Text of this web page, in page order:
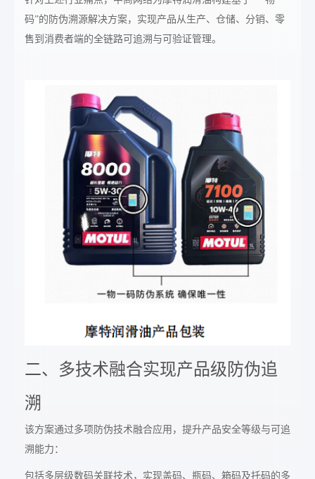
码”的防伪溯源解决方案，实现产品从生产、仓储、分销、零
售到消费者端的全链路可追溯与可验证管理。
二、多技术融合实现产品级防伪追
溯
该方案通过多项防伪技术融合应用，提升产品安全等级与可追
溯能力：
包括多层级数码关联技术，实现盖码、瓶码、箱码及托码的多